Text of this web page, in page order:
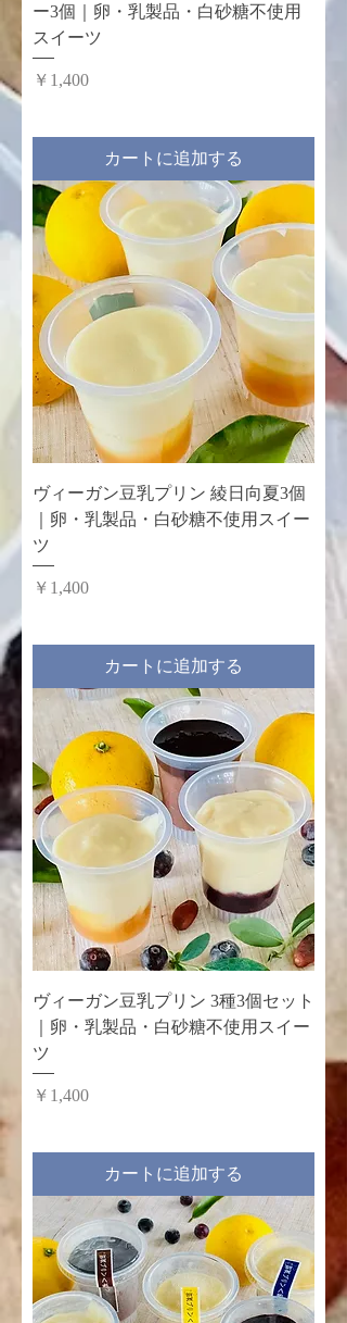
ー3個｜卵・乳製品・白砂糖不使用
スイーツ
価格
￥1,400
カートに追加する
ヴィーガン豆乳プリン 綾日向夏3個
｜卵・乳製品・白砂糖不使用スイー
ツ
価格
￥1,400
カートに追加する
ヴィーガン豆乳プリン 3種3個セット
｜卵・乳製品・白砂糖不使用スイー
ツ
価格
￥1,400
カートに追加する